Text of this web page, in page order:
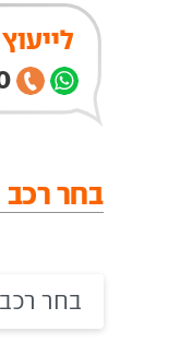
074-799-1900
בחר רכב